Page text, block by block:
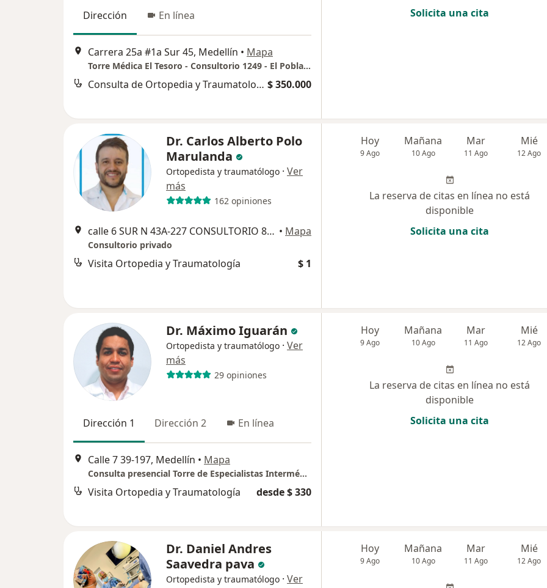
Dirección En línea
Carrera 25a #1a Sur 45, Medellín • Mapa
Torre Médica El Tesoro - Consultorio 1249 - El Poblado
Consulta de Ortopedia y Traumatología $ 350.000
Solicita una cita
Dr. Carlos Alberto Polo
Marulanda
Ortopedista y traumatólogo · Ver
más
162 opiniones
calle 6 SUR N 43A-227 CONSULTORIO 875 TORRE MEDICA OVIEDO ETAPA 2., Medellín • Mapa
Consultorio privado
Visita Ortopedia y Traumatología $ 1
Hoy
9 Ago
Mañana
10 Ago
Mar
11 Ago
Mié
12 Ago
La reserva de citas en línea no está
disponible
Solicita una cita
Dr. Máximo Iguarán
Ortopedista y traumatólogo · Ver
más
29 opiniones
Dirección 1 Dirección 2 En línea
Calle 7 39-197, Medellín • Mapa
Consulta presencial Torre de Especialistas Intermédicas
Visita Ortopedia y Traumatología desde $ 330
Hoy
9 Ago
Mañana
10 Ago
Mar
11 Ago
Mié
12 Ago
La reserva de citas en línea no está
disponible
Solicita una cita
Dr. Daniel Andres
Saavedra pava
Ortopedista y traumatólogo · Ver
Hoy
9 Ago
Mañana
10 Ago
Mar
11 Ago
Mié
12 Ago